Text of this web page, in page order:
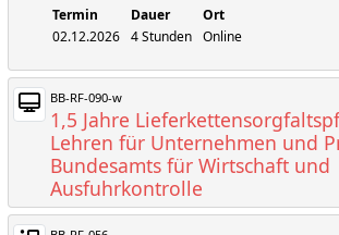
Termin Dauer
Ort
02.12.2026
4 Stunden Online
BB-RF-090-w
1,5 Jahre
Lehren für Unternehmen und
Bundesamts für Wirtschaft und
Ausfuhrkontrolle